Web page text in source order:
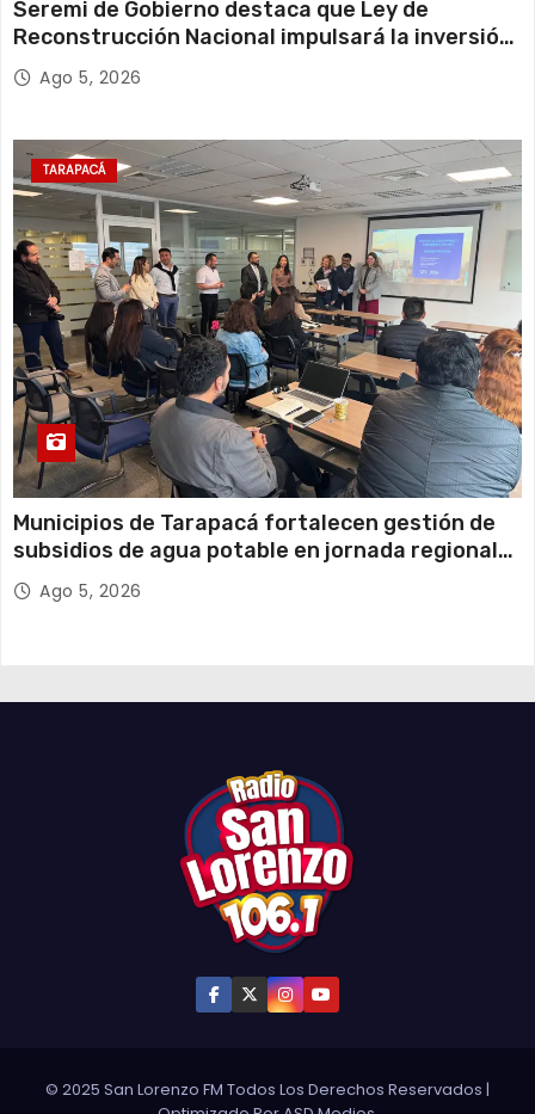
Seremi de Gobierno destaca que Ley de
Reconstrucción Nacional impulsará la inversión
y el empleo en Tarapacá
Ago 5, 2026
TARAPACÁ
Municipios de Tarapacá fortalecen gestión de
subsidios de agua potable en jornada regional
organizada por Aguas del Altiplano y ANDESS
Ago 5, 2026
© 2025 San Lorenzo FM Todos Los Derechos Reservados |